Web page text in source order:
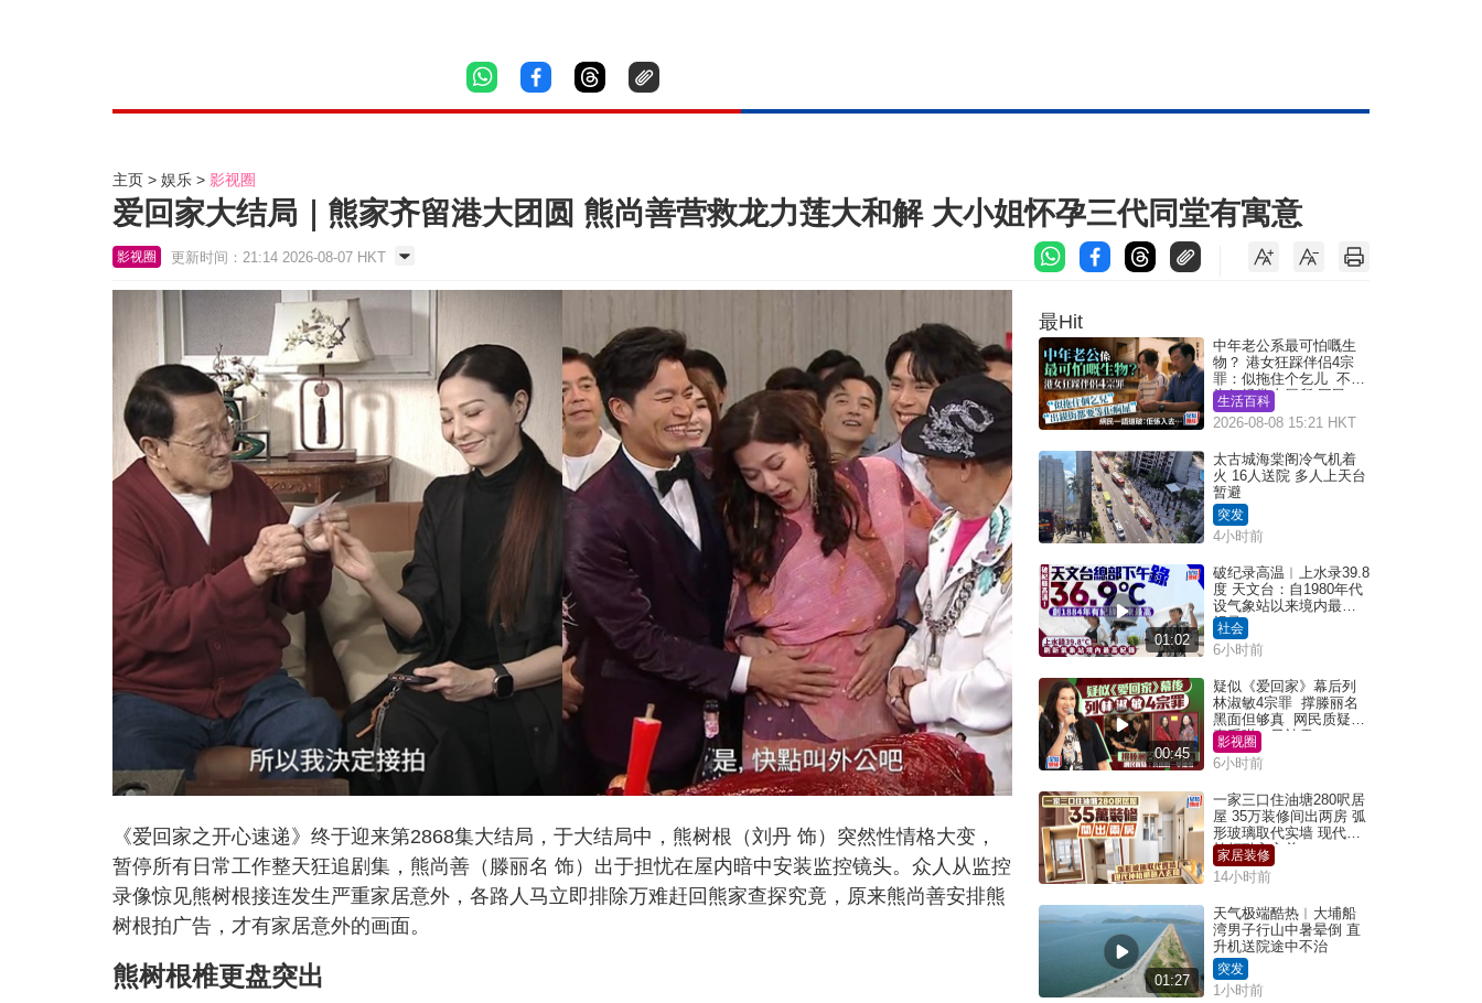
主页 娱乐 影视圈
爱回家大结局｜熊家齐留港大团圆 熊尚善营救龙力莲大和解 大小姐怀孕三代同堂有寓意
影视圈 更新时间：21:14 2026-08-07 HKT
《爱回家之开心速递》终于迎来第2868集大结局，于大结局中，熊树根（刘丹 饰）突然性情格大变，
暂停所有日常工作整天狂追剧集，熊尚善（滕丽名 饰）出于担忧在屋内暗中安装监控镜头。众人从监控
录像惊见熊树根接连发生严重家居意外，各路人马立即排除万难赶回熊家查探究竟，原来熊尚善安排熊
树根拍广告，才有家居意外的画面。
熊树根椎更盘突出
最Hit
中年老公系最可怕嘅生
物？ 港女狂踩伴侣4宗
罪：似拖住个乞儿 不解
为何经常去厕所 网民一
语道破
生活百科
2026-08-08 15:21 HKT
太古城海棠阁冷气机着
火 16人送院 多人上天台
暂避
突发
4小时前
01:02
破纪录高温︱上水录39.8
度 天文台：自1980年代
设气象站以来境内最高
纪录
社会
6小时前
00:45
疑似《爱回家》幕后列
林淑敏4宗罪 撑滕丽名
黑面但够真 网民质疑：
真系咁一早被雪
影视圈
6小时前
一家三口住油塘280呎居
屋 35万装修间出两房 弧
形玻璃取代实墙 现代神
枱柜融入玄关
家居装修
14小时前
01:27
天气极端酷热︱大埔船
湾男子行山中暑晕倒 直
升机送院途中不治
突发
1小时前